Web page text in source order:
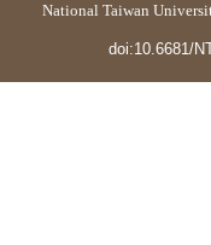
National Taiwan
doi:10.6681/